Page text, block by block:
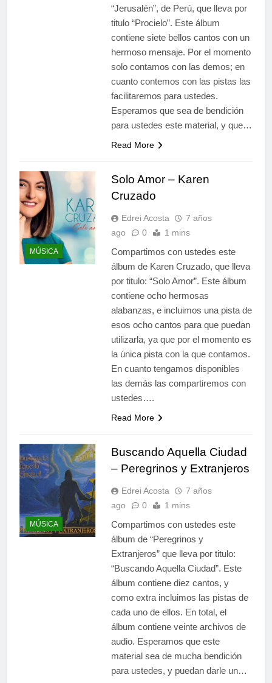
“Jerusalén”, de Perú, que lleva por
titulo “Procielo”. Este álbum
contiene siete bellos cantos con un
hermoso mensaje. Por el momento
solo contamos con las demos; en
cuanto contemos con las pistas las
facilitaremos para ustedes.
Esperamos que sea de bendición
para ustedes este material, y que…
Read More
MÚSICA
Solo Amor – Karen
Cruzado
Edrei Acosta
7 años
ago
0 1 mins
Compartimos con ustedes este
álbum de Karen Cruzado, que lleva
por titulo: “Solo Amor”. Este álbum
contiene ocho hermosas
alabanzas, e incluimos una pista de
esos ocho cantos para que puedan
utilizarla, ya que por el momento es
la única pista con la que contamos.
En cuanto tengamos disponibles
las demás las compartiremos con
ustedes….
Read More
MÚSICA
Buscando Aquella Ciudad
– Peregrinos y Extranjeros
Edrei Acosta
7 años
ago
0 1 mins
Compartimos con ustedes este
álbum de “Peregrinos y
Extranjeros” que lleva por titulo:
“Buscando Aquella Ciudad”. Este
álbum contiene diez cantos, y
como extra incluimos las pistas de
cada uno de ellos. En total, el
álbum contiene veinte archivos de
audio. Esperamos que este
material sea de mucha bendición
para ustedes, y puedan darle un…